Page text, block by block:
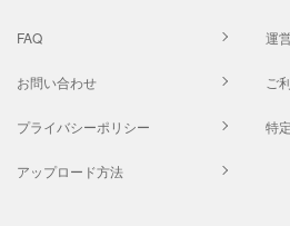
FAQ 運
お問い合わせ ご
プライバシーポリシー 特
アップロード方法